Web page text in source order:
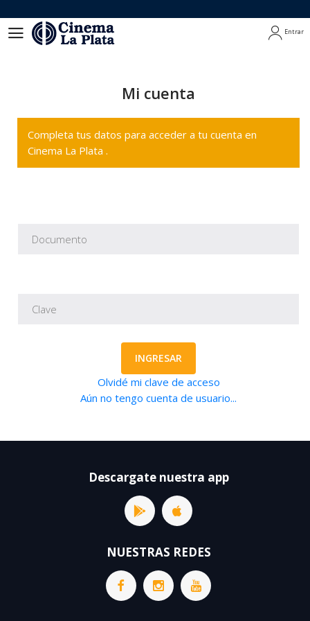
Entrar
Mi cuenta
Completa tus datos para acceder a tu cuenta en
Cinema La Plata .
INGRESAR
Olvidé mi clave de acceso
Aún no tengo cuenta de usuario...
Descargate nuestra app
NUESTRAS REDES